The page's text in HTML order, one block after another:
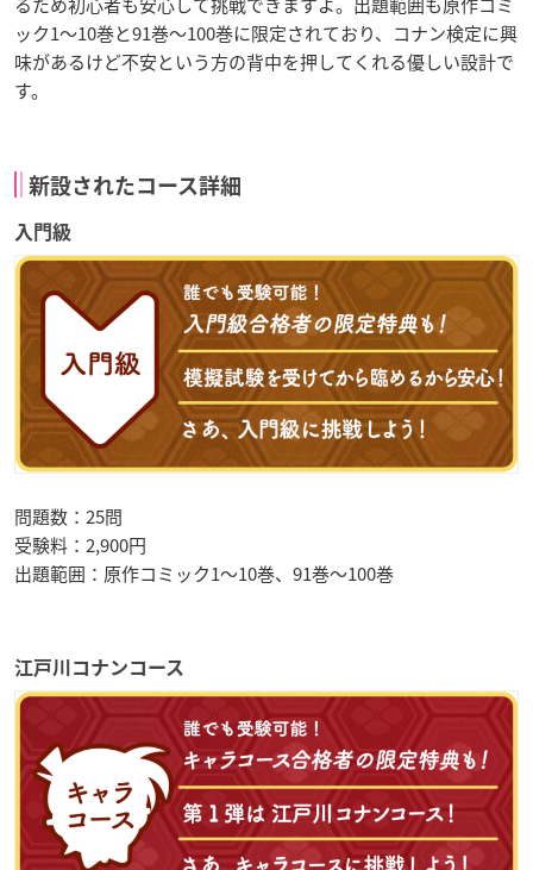
ック1～10巻と91巻～100巻に限定されており、コナン検定に興
味があるけど不安という方の背中を押してくれる優しい設計で
す。
新設されたコース詳細
入門級
問題数：25問
受験料：2,900円
出題範囲：原作コミック1～10巻、91巻～100巻
江戸川コナンコース